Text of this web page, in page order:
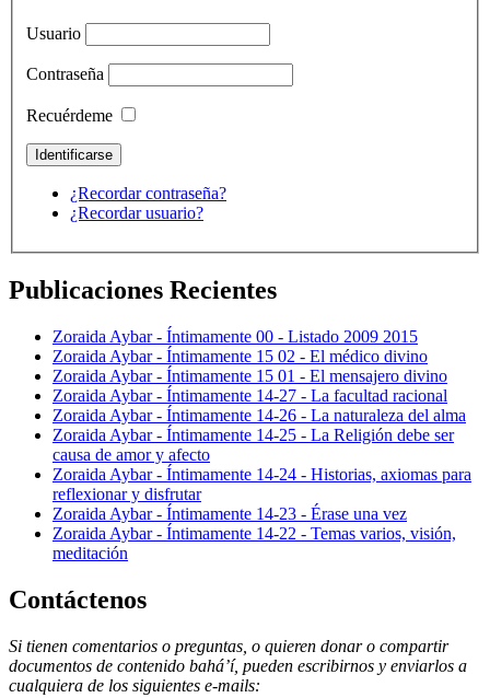
Usuario
Contraseña
Recuérdeme
¿Recordar contraseña?
¿Recordar usuario?
Publicaciones Recientes
Zoraida Aybar - Íntimamente 00 - Listado 2009 2015
Zoraida Aybar - Íntimamente 15 02 - El médico divino
Zoraida Aybar - Íntimamente 15 01 - El mensajero divino
Zoraida Aybar - Íntimamente 14-27 - La facultad racional
Zoraida Aybar - Íntimamente 14-26 - La naturaleza del alma
Zoraida Aybar - Íntimamente 14-25 - La Religión debe ser
causa de amor y afecto
Zoraida Aybar - Íntimamente 14-24 - Historias, axiomas para
reflexionar y disfrutar
Zoraida Aybar - Íntimamente 14-23 - Érase una vez
Zoraida Aybar - Íntimamente 14-22 - Temas varios, visión,
meditación
Contáctenos
Si tienen comentarios o preguntas, o quieren donar o compartir
documentos de contenido bahá’í, pueden escribirnos y enviarlos a
cualquiera de los siguientes e-mails: